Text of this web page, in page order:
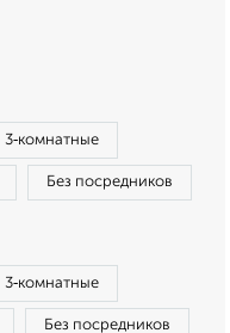
3‑комнатные
Без посредников
3‑комнатные
Без посредников